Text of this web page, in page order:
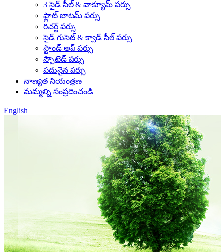
3 సైడ్ సీల్ & వాక్యూమ్ పర్సు
ఫ్లాట్ బాటమ్ పర్సు
రిచర్ట్ పర్సు
సైడ్ గుసెట్ & క్వాడ్ సీల్ పర్సు
స్టాండ్ అప్ పర్సు
స్పౌటెడ్ పర్సు
పదునైన పర్సు
నాణ్యత నియంత్రణ
మమ్మల్ని సంప్రదించండి
English